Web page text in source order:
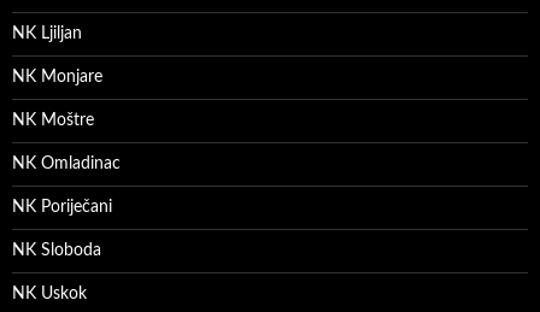
NK Ljiljan
NK Monjare
NK Moštre
NK Omladinac
NK Poriječani
NK Sloboda
NK Uskok